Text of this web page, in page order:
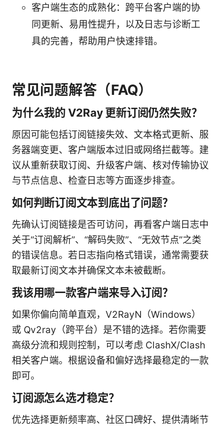
客户端生态的成熟化：跨平台客户端的协
同更新、易用性提升，以及日志与诊断工
具的完善，帮助用户快速排错。
常见问题解答（FAQ）
为什么我的 V2Ray 更新订阅仍然失败？
原因可能包括订阅链接失效、文本格式更新、服
务器端变更、客户端版本过旧或网络拦截等。建
议从重新获取订阅、升级客户端、核对传输协议
与节点信息、检查日志等方面逐步排查。
如何判断订阅文本到底出了问题？
先确认订阅链接是否可访问，再看客户端日志中
关于“订阅解析”、“解码失败”、“无效节点”之类
的错误信息。若日志指向格式错误，通常需要获
取最新订阅文本并确保文本未被截断。
我该用哪一款客户端来导入订阅？
如果你偏向简单直观，V2RayN（Windows）
或 Qv2ray（跨平台）是不错的选择。若你需要
高级分流和规则控制，可以考虑 ClashX/Clash
相关客户端。根据设备和偏好选择最稳定的一款
即可。
订阅源怎么选才稳定？
优先选择更新频率高、社区口碑好、提供清晰节